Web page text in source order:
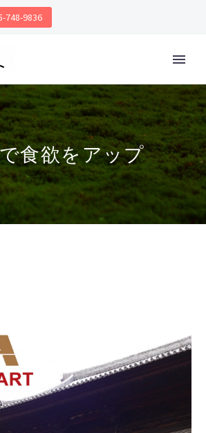
748-9836
食欲をアップ